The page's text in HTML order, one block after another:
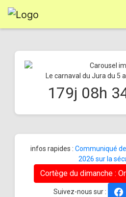
Le carnaval du Jura du 5
179j 08h
infos rapides : Communiqué
2026 sur la
Cortège du dimanche :
Suivez-nous sur :